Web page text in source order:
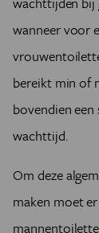
wanneer voor
bereikt min of
bovendien
wachttijd.
Om deze
maken moet